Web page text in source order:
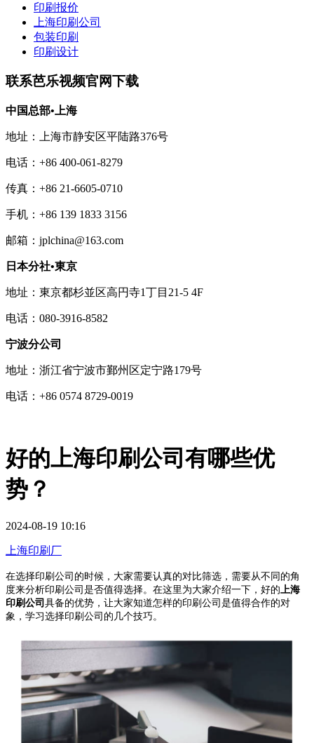
印刷报价
上海印刷公司
包装印刷
印刷设计
联系芭乐视频官网下载
中国总部•上海
地址：上海市静安区平陆路376号
电话：+86 400-061-8279
传真：+86 21-6605-0710
手机：+86 139 1833 3156
邮箱：jplchina@163.com
日本分社•東京
地址：東京都杉並区高円寺1丁目21-5 4F
电话：080-3916-8582
宁波分公司
地址：浙江省宁波市鄞州区定宁路179号
电话：+86 0574 8729-0019
好的上海印刷公司有哪些优
势？
2024-08-19 10:16
上海印刷厂
在选择印刷公司的时候，大家需要认真的对比筛选，需要从不同的角
度来分析印刷公司是否值得选择。在这里为大家介绍一下，好的 上海
印刷公司 具备的优势，让大家知道怎样的印刷公司是值得合作的对
象，学习选择印刷公司的几个技巧。